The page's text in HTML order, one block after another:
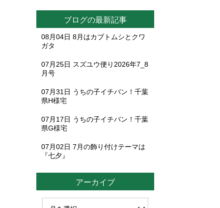
ブログの最新記事
08月04日 8月はカブトムシとクワ
ガタ
07月25日 スズユウ便り2026年7_8
月号
07月31日 うちの子イチバン！千葉
県H様宅
07月17日 うちの子イチバン！千葉
県G様宅
07月02日 7月の飾り付けテーマは
『七夕』
アーカイブ